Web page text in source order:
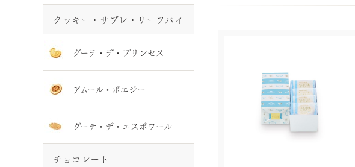
クッキー・サブレ・リーフパイ
グーテ・デ・プリンセス
アムール・ポエジー
グーテ・デ・エスポワール
チョコレート